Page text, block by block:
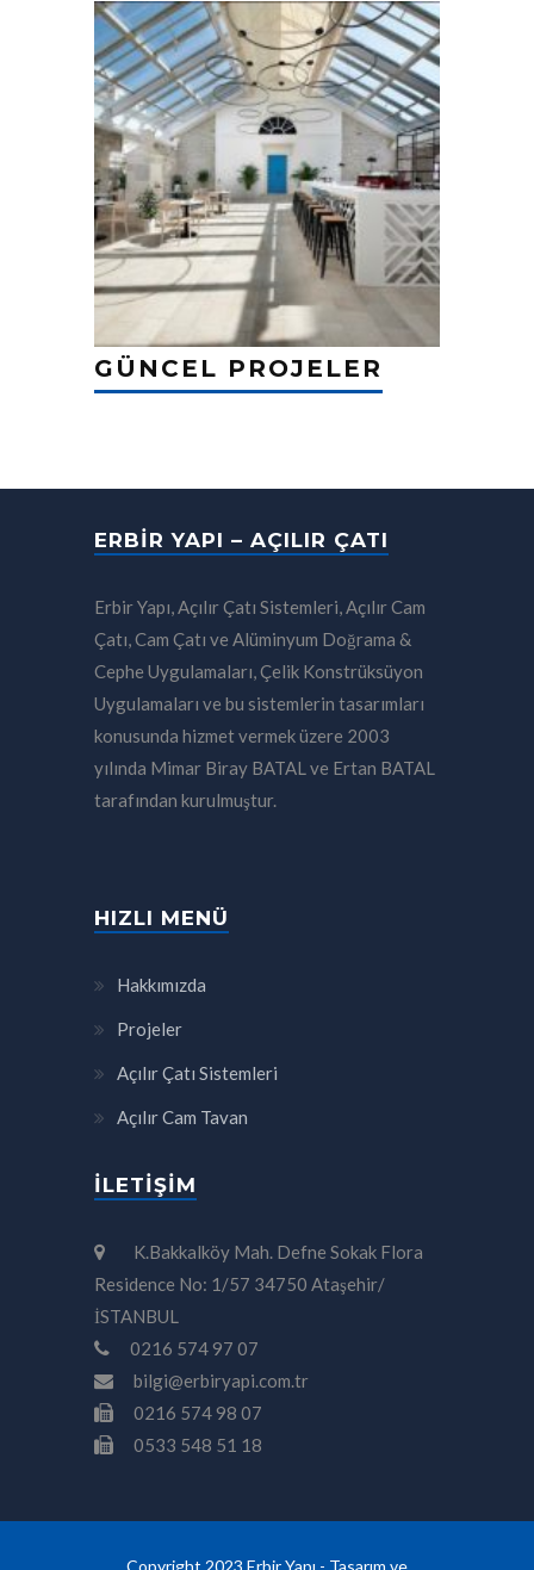
GÜNCEL PROJELER
ERBIR YAPI – AÇILIR ÇATI
Erbir Yapı, Açılır Çatı Sistemleri, Açılır Cam
Çatı, Cam Çatı ve Alüminyum Doğrama &
Cephe Uygulamaları, Çelik Konstrüksüyon
Uygulamaları ve bu sistemlerin tasarımları
konusunda hizmet vermek üzere 2003
yılında Mimar Biray BATAL ve Ertan BATAL
tarafından kurulmuştur.
HIZLI MENÜ
Hakkımızda
Projeler
Açılır Çatı Sistemleri
Açılır Cam Tavan
İLETIŞIM
K.Bakkalköy Mah. Defne Sokak Flora
Residence No: 1/57 34750 Ataşehir/
İSTANBUL
0216 574 97 07
bilgi@erbiryapi.com.tr
0216 574 98 07
0533 548 51 18